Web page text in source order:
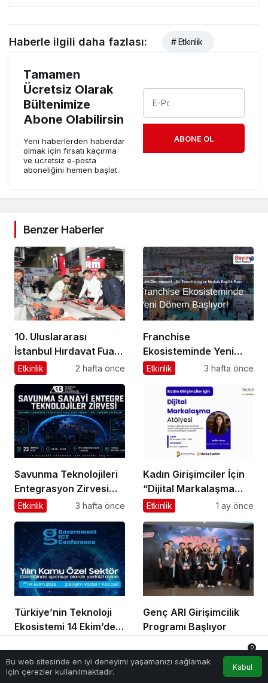
Haberle ilgili daha fazlası: # Etkinlik
Tamamen
Ücretsiz Olarak
Bültenimize
Abone Olabilirsin
Yeni haberlerden haberdar
olmak için fırsatı kaçırma
ve ücretsiz e-posta
aboneliğini hemen başlat.
ABONE OL
Benzer Haberler
10. Uluslararası
İstanbul Hırdavat Fuarı,
Küresel Ticaretin Yeni
Hazırlanıyor
Etkinlik 2 hafta önce
Franchise
Ekosisteminde Yeni
Dönem Başlıyor: Bayim
2026 İçin Geri Sayım!
Etkinlik 3 hafta önce
Savunma Teknolojileri
Entegrasyon Zirvesi
Ankara’da
Etkinlik 3 hafta önce
Kadın Girişimciler İçin
“Dijital Markalaşma
Atölyesi” Başlıyor
Etkinlik 1 ay önce
Türkiye’nin Teknoloji
Ekosistemi 14 Ekim’de
Genç ARI Girişimcilik
Programı Başlıyor
2 ay önce
Bu web sitesinde en iyi deneyimi yaşamanızı sağlamak
için çerezler kullanılmaktadır.
Kabul
Anasayfa Akış Hesabım Bildirimler
0